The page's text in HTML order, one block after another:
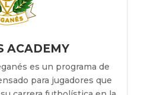
ACADEMY
es un programa de
para jugadores que